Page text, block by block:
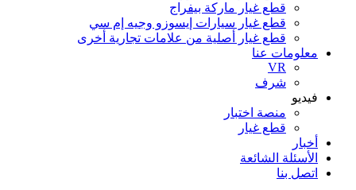
قطع غيار ماركة بيفراج
قطع غيار سيارات إيسوزو وجيه إم سي
قطع غيار أصلية من علامات تجارية أخرى
معلومات عنا
VR
شرف
فيديو
منصة اختبار
قطع غيار
أخبار
الأسئلة الشائعة
اتصل بنا